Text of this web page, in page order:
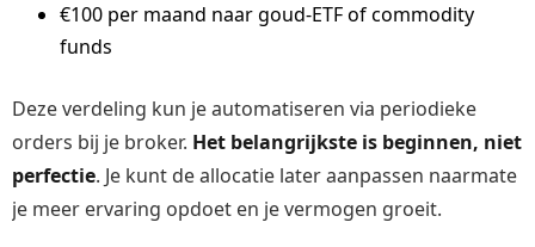
€100 per maand naar goud-ETF of commodity
funds
Deze verdeling kun je automatiseren via periodieke
orders bij je broker. Het belangrijkste is beginnen, niet
perfectie. Je kunt de allocatie later aanpassen naarmate
je meer ervaring opdoet en je vermogen groeit.